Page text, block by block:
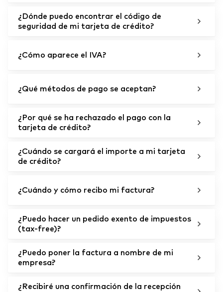
¿Dónde puedo encontrar el código de
seguridad de mi tarjeta de crédito?
¿Cómo aparece el IVA?
¿Qué métodos de pago se aceptan?
¿Por qué se ha rechazado el pago con la
tarjeta de crédito?
¿Cuándo se cargará el importe a mi tarjeta
de crédito?
¿Cuándo y cómo recibo mi factura?
¿Puedo hacer un pedido exento de impuestos
(tax-free)?
¿Puedo poner la factura a nombre de mi
empresa?
¿Recibiré una confirmación de la recepción